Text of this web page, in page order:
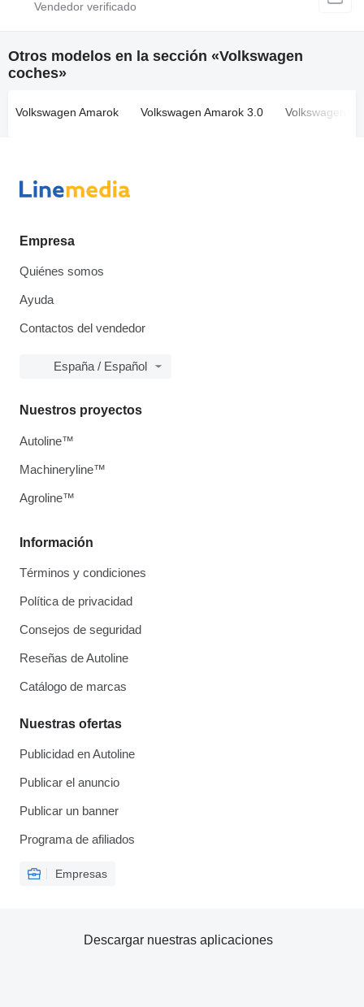
Otros modelos en la sección «Volkswagen
coches»
Volkswagen Amarok Volkswagen Amarok 3.0 Volkswagen
Empresa
Quiénes somos
Ayuda
Contactos del vendedor
España / Español
Información
Términos y condiciones
Política de privacidad
Consejos de seguridad
Reseñas de Autoline
Catálogo de marcas
Nuestras ofertas
Publicidad en Autoline
Publicar el anuncio
Publicar un banner
Programa de afiliados
Empresas
Nuestros proyectos
Autoline™
Machineryline™
Agroline™
Descargar nuestras aplicaciones